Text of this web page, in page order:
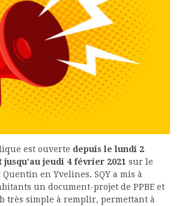
est ouverte depuis le lundi 2
jusqu’au jeudi 4 février 2021 sur le
en Yvelines. SQY a mis à
un document-projet de PPBE et
très simple à remplir, permettant à